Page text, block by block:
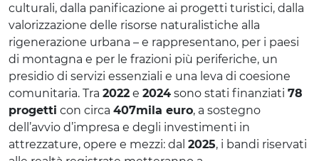
culturali, dalla panificazione ai progetti turistici, dalla
valorizzazione delle risorse naturalistiche alla
rigenerazione urbana – e rappresentano, per i paesi
di montagna e per le frazioni più periferiche, un
presidio di servizi essenziali e una leva di coesione
comunitaria. Tra 2022 e 2024 sono stati finanziati 78
progetti con circa 407mila euro, a sostegno
dell’avvio d’impresa e degli investimenti in
attrezzature, opere e mezzi: dal 2025, i bandi riservati